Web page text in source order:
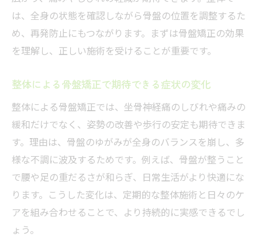
は、全身の状態を確認しながら骨盤の位置を調整するた
め、再発防止にもつながります。まずは骨盤矯正の効果
を理解し、正しい施術を受けることが重要です。
整体による骨盤矯正で期待できる症状の変化
整体による骨盤矯正では、坐骨神経痛のしびれや痛みの
緩和だけでなく、姿勢の改善や歩行の安定も期待できま
す。理由は、骨盤のゆがみが全身のバランスを崩し、多
様な不調に波及するためです。例えば、骨盤が整うこと
で腰や足の重だるさが和らぎ、日常生活がより快適にな
ります。こうした変化は、定期的な整体施術と日々のケ
アを組み合わせることで、より持続的に実感できるでし
ょう。